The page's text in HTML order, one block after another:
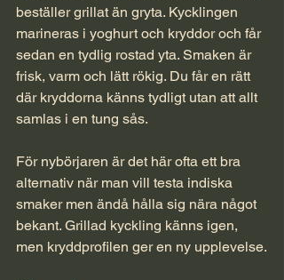
beställer grillat än gryta. Kycklingen
marineras i yoghurt och kryddor och får
sedan en tydlig rostad yta. Smaken är
frisk, varm och lätt rökig. Du får en rätt
där kryddorna känns tydligt utan att allt
samlas i en tung sås.
För nybörjaren är det här ofta ett bra
alternativ när man vill testa indiska
smaker men ändå hålla sig nära något
bekant. Grillad kyckling känns igen,
men kryddprofilen ger en ny upplevelse.